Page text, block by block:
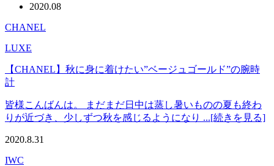
2020.08
CHANEL
LUXE
【CHANEL】秋に身に着けたい”ベージュゴールド”の腕時
計
皆様こんばんは。 まだまだ日中は蒸し暑いものの夏も終わ
りが近づき、少しずつ秋を感じるようになり ...[続きを見る]
2020.8.31
IWC